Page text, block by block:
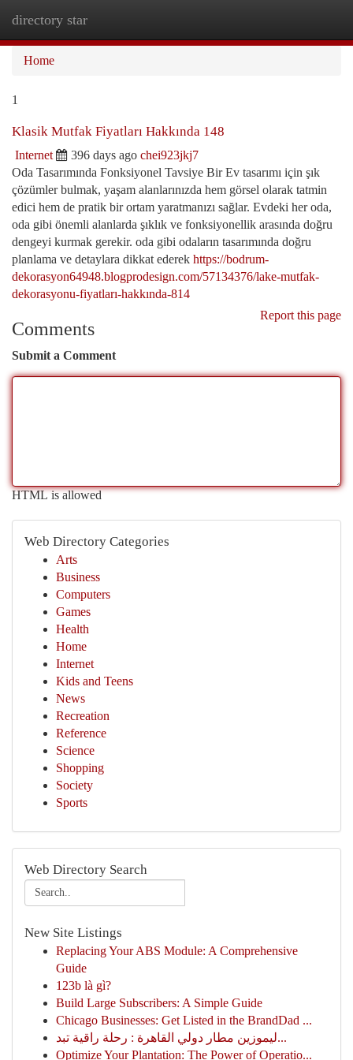
directory star
Home
1
Klasik Mutfak Fiyatları Hakkında 148
Internet 396 days ago chei923jkj7
Oda Tasarımında Fonksiyonel Tavsiye Bir Ev tasarımı için şık
çözümler bulmak, yaşam alanlarınızda hem görsel olarak tatmin
edici hem de pratik bir ortam yaratmanızı sağlar. Evdeki her oda,
oda gibi önemli alanlarda şıklık ve fonksiyonellik arasında doğru
dengeyi kurmak gerekir. oda gibi odaların tasarımında doğru
planlama ve detaylara dikkat ederek https://bodrum-
dekorasyon64948.blogprodesign.com/57134376/lake-mutfak-
dekorasyonu-fiyatları-hakkında-814
Report this page
Comments
Submit a Comment
HTML is allowed
Web Directory Categories
Arts
Business
Computers
Games
Health
Home
Internet
Kids and Teens
News
Recreation
Reference
Science
Shopping
Society
Sports
Web Directory Search
New Site Listings
Replacing Your ABS Module: A Comprehensive
Guide
123b là gì?
Build Large Subscribers: A Simple Guide
Chicago Businesses: Get Listed in the BrandDad ...
ليموزين مطار دولي القاهرة : رحلة راقية تبد...
Optimize Your Plantation: The Power of Operatio...